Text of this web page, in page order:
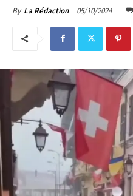
By La Rédaction 05/10/2024